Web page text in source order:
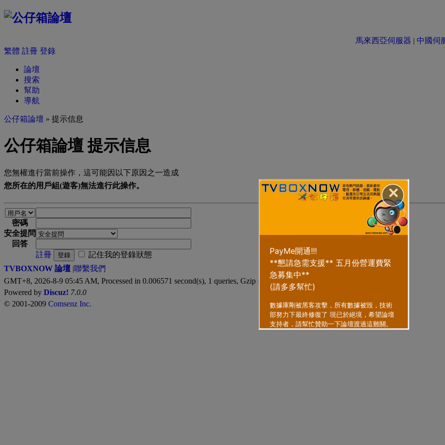
✕
馬來西亞伺服器 | 中國伺
繁體 註冊 登錄
論壇
搜索
幫助
導航
公仔箱論壇 » 提示信息
公仔箱論壇 提示信息
您無權進行當前操作，這可能因以下原因之一造成
您所在的用戶組(遊客)無法進行此操作。
密碼
安全提問
回答
註冊
登錄
記住我的登錄狀態
TVBOXNOW 論壇 |聯繫我們
GMT+8, 2026-8-9 05:45 AM, Processed in 0.006571 second(s), 1 queries, Gzip enabled.
Powered by Discuz! 7.0.0
© 2001-2009 Comsenz Inc.